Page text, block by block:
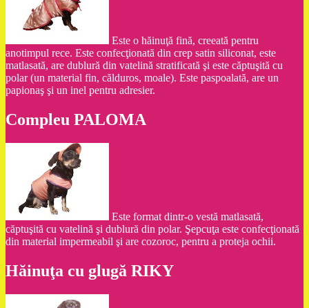
Este o hăinuţă fină, creeată pentru
anotimpul rece. Este confecţionată din crep satin siliconat, este
matlasată, are dublură din vatelină stratificată şi este căptuşită cu
polar (un material fin, călduros, moale). Este paspoalată, are un
papionaş şi un inel pentru adresier.
Compleu PALOMA
Este format dintr-o vestă matlasată,
căptuşită cu vatelină şi dublură din polar. Şepcuţa este confecţionată
din material impermeabil şi are cozoroc, pentru a proteja ochii.
Hăinuţa cu glugă RIKY